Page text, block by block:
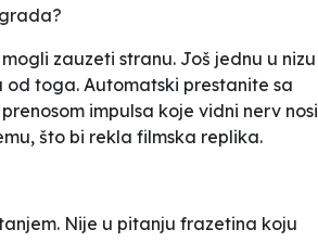
zauzeti stranu. Još jednu u nizu
od toga. Automatski prestanite sa
impulsa koje vidni nerv nosi
, što bi rekla filmska replika.
Nije u pitanju frazetina koju